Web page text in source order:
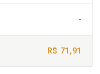
-
R$ 71,91